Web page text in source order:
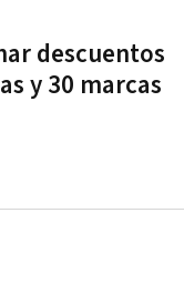
descuentos
y 30 marcas